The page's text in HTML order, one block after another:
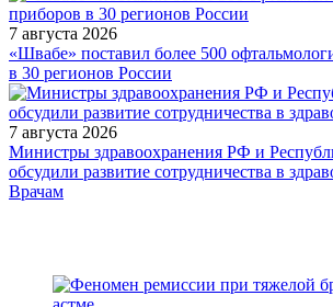
7 августа 2026
«Швабе» поставил более 500
в 30 регионов России
7 августа 2026
Министры здравоохранения РФ и
обсудили развитие сотрудничества в
/doctor/pediatrics/Estestvennoe_vskarmlivanie/
Врачам